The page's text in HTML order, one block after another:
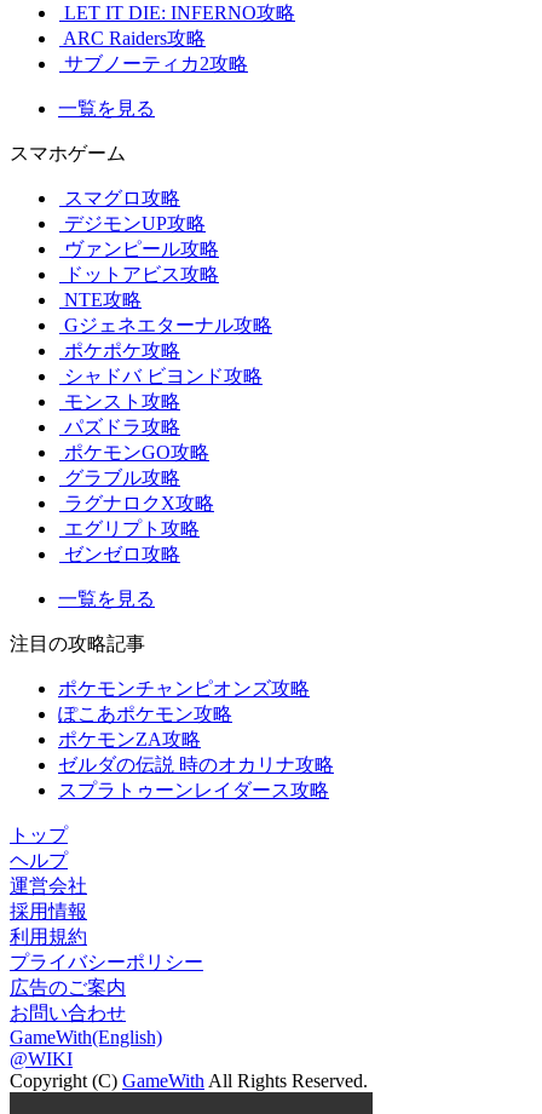
LET IT DIE: INFERNO攻略
ARC Raiders攻略
サブノーティカ2攻略
一覧を見る
スマホゲーム
スマグロ攻略
デジモンUP攻略
ヴァンピール攻略
ドットアビス攻略
NTE攻略
Gジェネエターナル攻略
ポケポケ攻略
シャドバ ビヨンド攻略
モンスト攻略
パズドラ攻略
ポケモンGO攻略
グラブル攻略
ラグナロクX攻略
エグリプト攻略
ゼンゼロ攻略
一覧を見る
注目の攻略記事
ポケモンチャンピオンズ攻略
ぽこあポケモン攻略
ポケモンZA攻略
ゼルダの伝説 時のオカリナ攻略
スプラトゥーンレイダース攻略
トップ
ヘルプ
運営会社
採用情報
利用規約
プライバシーポリシー
広告のご案内
お問い合わせ
GameWith(English)
@WIKI
Copyright (C) GameWith All Rights Reserved.